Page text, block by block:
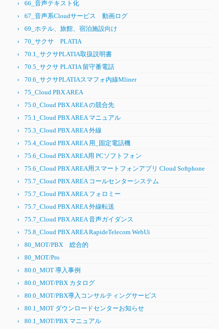
66_音声テキスト化
67_音声系Cloudサービス 動画ログ
69_ホテル、旅館、宿泊施設向け
70_サクサ PLATIA
70.1_サクサPLATIA取扱説明書
70.5_サクサ PLATIA 留守番電話
70.6_サクサPLATIAスマフォ内線Mliner
75_Cloud PBX AREA
75.0_Cloud PBX AREA の競合先
75.1_Cloud PBX AREA マニュアル
75.3_Cloud PBX AREA 外線
75.4_Cloud PBX AREA 用_固定電話機
75.6_Cloud PBX AREA用 PCソフトフォン
75.6_Cloud PBX AREA用スマートフォンアプリ Cloud Softphone
75.7_Cloud PBX AREA コールセンターシステム
75.7_Cloud PBX AREA フォロミー
75.7_Cloud PBX AREA 外線転送
75.7_Cloud PBX AREA 音声ガイダンス
75.8_Cloud PBX AREA RapideTelecom WebUi
80_MOT/PBX 総合的
80_MOT/Pro
80.0_MOT 導入事例
80.0_MOT/PBX カタログ
80.0_MOT/PBX導入コンサルティングサービス
80.1_MOT ダウンロードセンターお知らせ
80.1_MOT/PBX マニュアル